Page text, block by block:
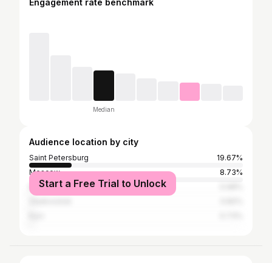
Engagement rate benchmark
Median
Audience location by city
Saint Petersburg
19.67%
Moscow
8.73%
Khabarovsk
Start a Free Trial to Unlock